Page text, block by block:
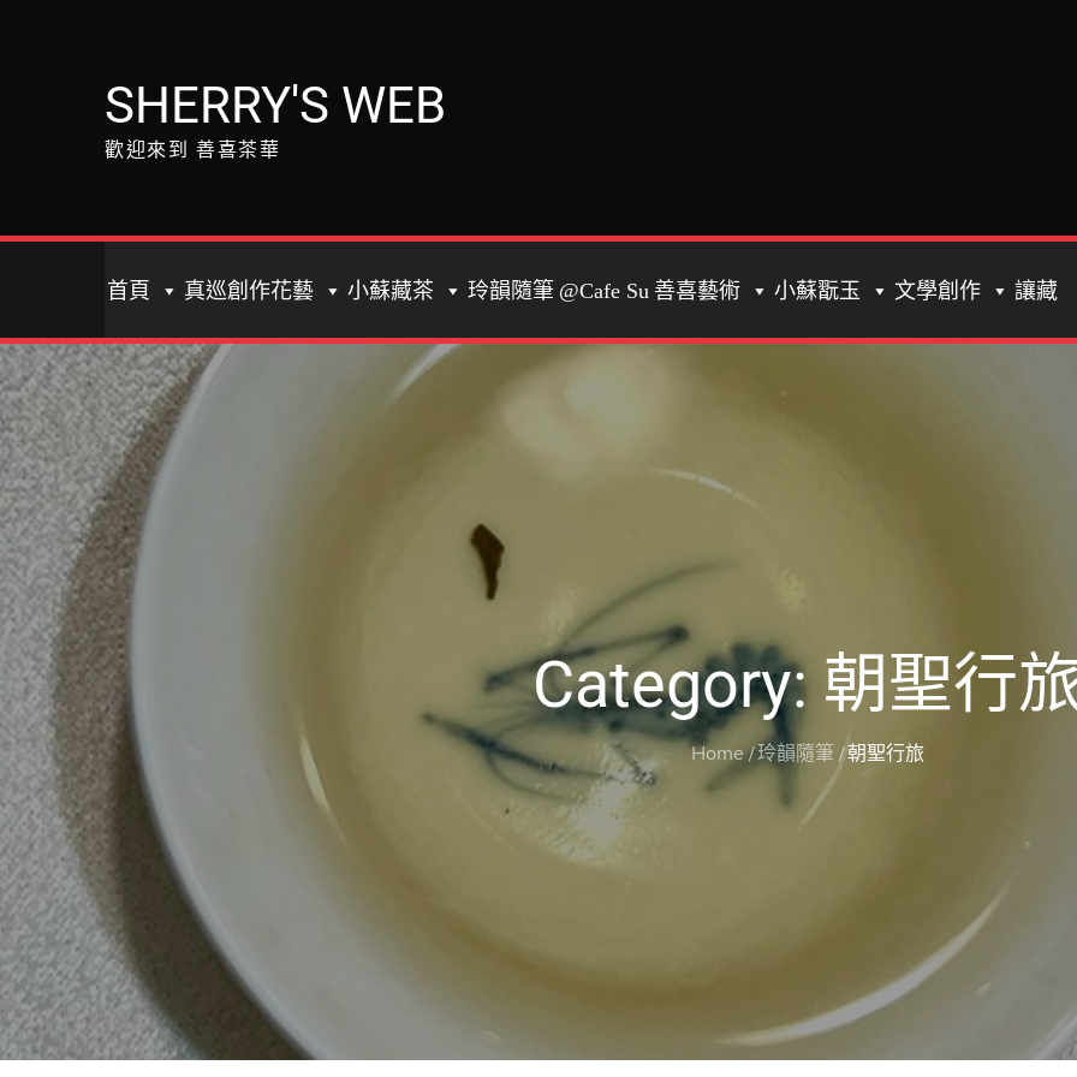
SHERRY'S WEB
歡迎來到 善喜茶華
首頁 真巡創作花藝 小蘇藏茶 玲韻隨筆 @Cafe Su 善喜藝術 小蘇翫玉 文學創作 讓藏
Category: 朝聖行
Home 玲韻隨筆 朝聖行旅